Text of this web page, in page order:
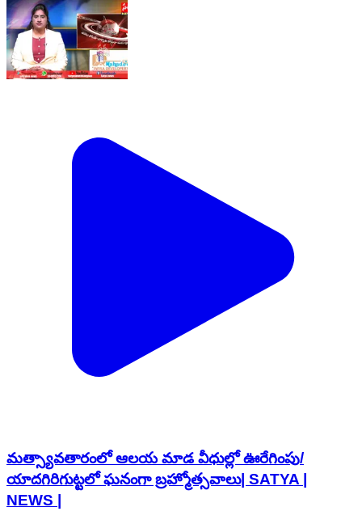
మత్స్యావతారంలో ఆలయ మాడ వీధుల్లో ఊరేగింపు/
యాదగిరిగుట్టలో ఘనంగా బ్రహ్మోత్సవాలు| SATYA |
NEWS |